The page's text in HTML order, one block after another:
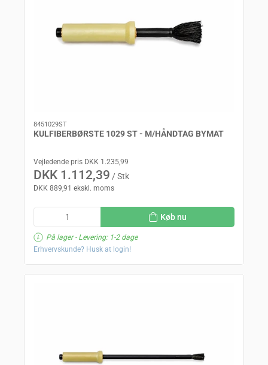
8451029ST
KULFIBERBØRSTE 1029 ST - M/HÅNDTAG BYMAT
Vejledende pris DKK 1.235,99
DKK 1.112,39 / Stk
DKK 889,91 ekskl. moms
Køb nu
På lager- Levering: 1-2 dage
Erhvervskunde? Husk at login!